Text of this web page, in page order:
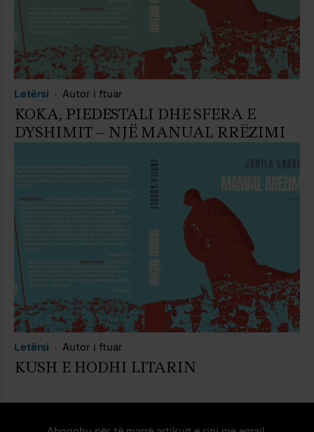
Letërsi Autor i ftuar
KOKA, PIEDESTALI DHE SFERA E
DYSHIMIT – NJË MANUAL RRËZIMI
Letërsi Autor i ftuar
KUSH E HODHI LITARIN